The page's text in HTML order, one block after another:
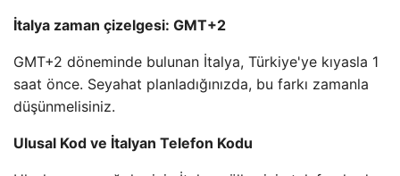
İtalya zaman çizelgesi: GMT+2
GMT+2 döneminde bulunan İtalya, Türkiye'ye kıyasla 1
saat önce. Seyahat planladığınızda, bu farkı zamanla
düşünmelisiniz.
Ulusal Kod ve İtalyan Telefon Kodu